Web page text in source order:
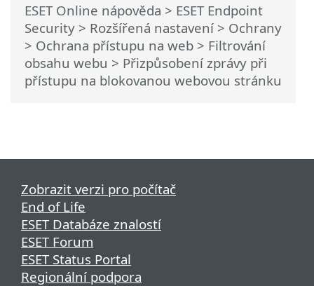
ESET Online nápověda > ESET Endpoint
Security > Rozšířená nastavení > Ochrany
> Ochrana přístupu na web > Filtrování
obsahu webu > Přizpůsobení zprávy při
přístupu na blokovanou webovou stránku
Zobrazit verzi pro počítač
End of Life
ESET Databáze znalostí
ESET Forum
ESET Status Portal
Regionální podpora